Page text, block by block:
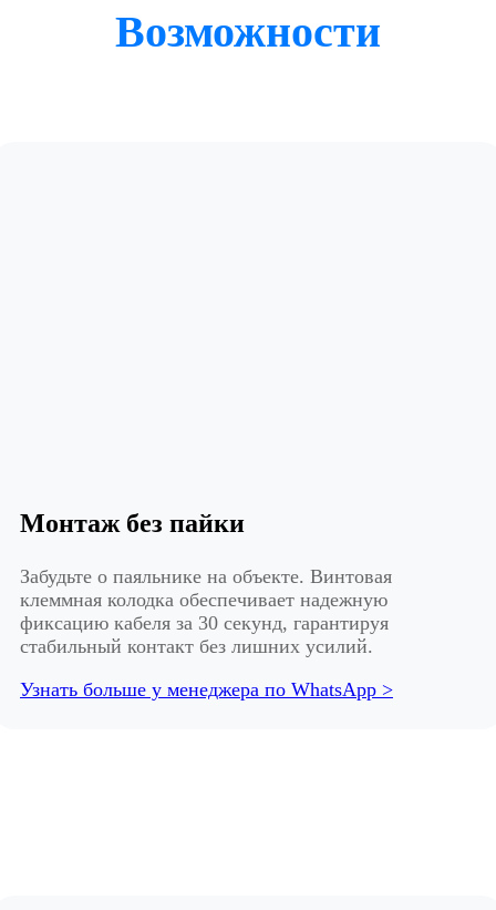
Возможности
Монтаж без пайки
Забудьте о паяльнике на объекте. Винтовая
клеммная колодка обеспечивает надежную
фиксацию кабеля за 30 секунд, гарантируя
стабильный контакт без лишних усилий.
Узнать больше у менеджера по WhatsApp >